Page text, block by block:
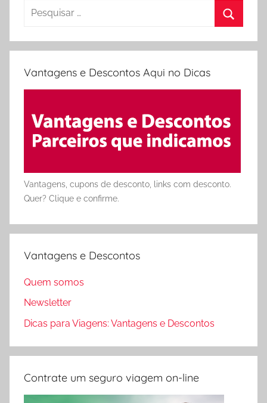
Pesquisar
Vantagens e Descontos Aqui no Dicas
Vantagens, cupons de desconto, links com desconto.
Quer? Clique e confirme.
Vantagens e Descontos
Quem somos
Newsletter
Dicas para Viagens: Vantagens e Descontos
Contrate um seguro viagem on-line